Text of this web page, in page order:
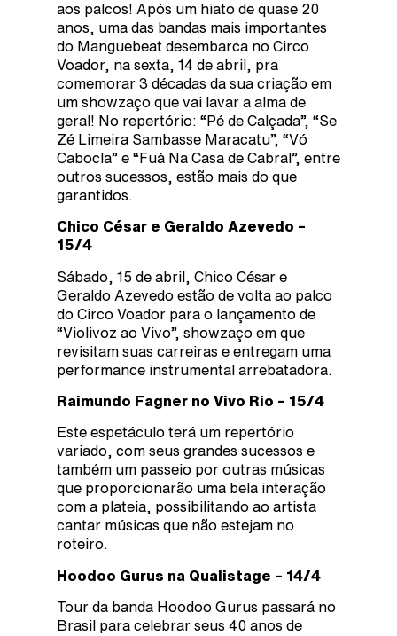
aos palcos! Após um hiato de quase 20
anos, uma das bandas mais importantes
do Manguebeat desembarca no Circo
Voador, na sexta, 14 de abril, pra
comemorar 3 décadas da sua criação em
um showzaço que vai lavar a alma de
geral! No repertório: “Pé de Calçada”, “Se
Zé Limeira Sambasse Maracatu”, “Vó
Cabocla” e “Fuá Na Casa de Cabral”, entre
outros sucessos, estão mais do que
garantidos.
Chico César e Geraldo Azevedo –
15/4
Sábado, 15 de abril, Chico César e
Geraldo Azevedo estão de volta ao palco
do Circo Voador para o lançamento de
“Violivoz ao Vivo”, showzaço em que
revisitam suas carreiras e entregam uma
performance instrumental arrebatadora.
Raimundo Fagner no Vivo Rio – 15/4
Este espetáculo terá um repertório
variado, com seus grandes sucessos e
também um passeio por outras músicas
que proporcionarão uma bela interação
com a plateia, possibilitando ao artista
cantar músicas que não estejam no
roteiro.
Hoodoo Gurus na Qualistage – 14/4
Tour da banda Hoodoo Gurus passará no
Brasil para celebrar seus 40 anos de